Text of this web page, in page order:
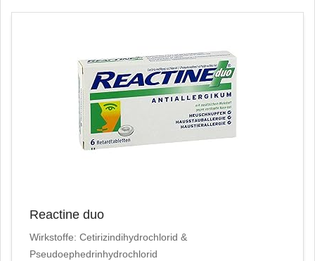
Reactine duo
Wirkstoffe: Cetirizindihydrochlorid &
Pseudoephedrinhydrochlorid